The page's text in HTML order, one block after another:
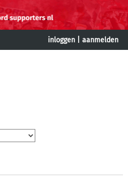
inloggen aanmelden